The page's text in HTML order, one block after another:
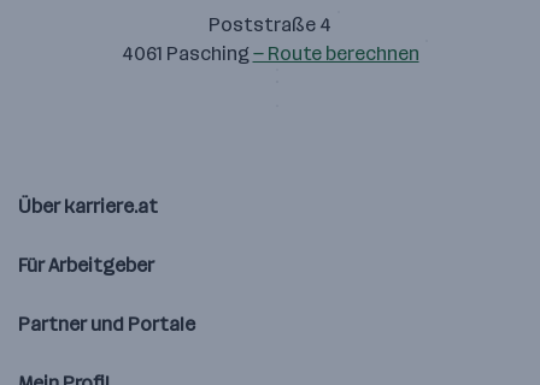
Poststraße 4
4061 Pasching — Route berechnen
Über karriere.at
Für Arbeitgeber
Partner und Portale